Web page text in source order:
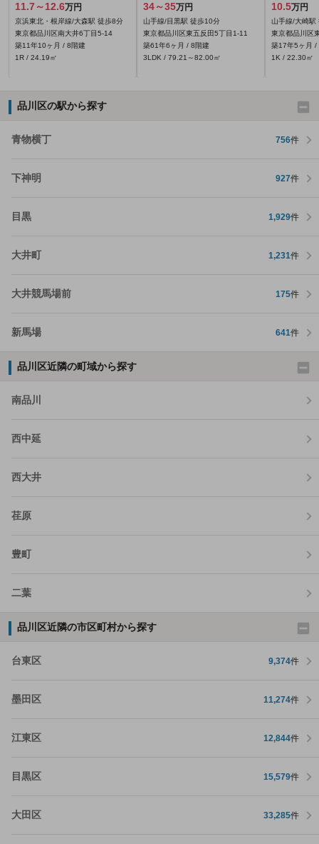
11.7～12.6万円
京浜東北・根岸線/大森駅 徒歩8分
東京都品川区南大井6丁目5-14
築11年10ヶ月 / 8階建
1R / 24.19㎡
34～35万円
山手線/目黒駅 徒歩10分
東京都品川区東五反田5丁目1-11
築61年6ヶ月 / 8階建
3LDK / 79.21～82.00㎡
10.5万円
山手線/大崎駅
東京都品川区
築17年5ヶ月 /
1K / 22.30㎡
品川区の駅から探す
青物横丁 756件
下神明 927件
目黒 1,929件
大井町 1,231件
大井競馬場前 175件
新馬場 641件
品川区近隣の町域から探す
南品川
西中延
西大井
荏原
豊町
二葉
品川区近隣の市区町村から探す
台東区 9,374件
墨田区 11,274件
江東区 12,844件
目黒区 15,579件
大田区 33,285件